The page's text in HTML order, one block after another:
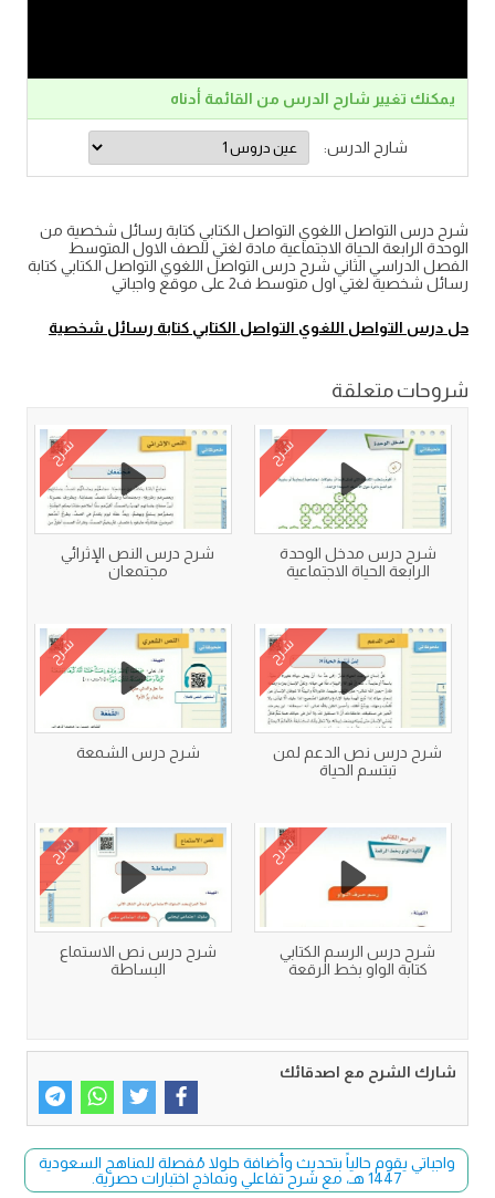
يمكنك تغيير شارح الدرس من القائمة أدناه
شارح الدرس:
شرح درس التواصل اللغوي التواصل الكتابي كتابة رسائل شخصية من
الوحدة الرابعة الحياة الاجتماعية مادة لغتي للصف الاول المتوسط
الفصل الدراسي الثاني شرح درس التواصل اللغوي التواصل الكتابي كتابة
رسائل شخصية لغتي اول متوسط ف2 على موقع واجباتي
حل درس التواصل اللغوي التواصل الكتابي كتابة رسائل شخصية
شروحات متعلقة
شرح
شرح درس مدخل الوحدة
الرابعة الحياة الاجتماعية
شرح
شرح درس النص الإثرائي
مجتمعان
شرح
شرح درس نص الدعم لمن
تبتسم الحياة
شرح
شرح درس الشمعة
شرح
شرح درس الرسم الكتابي
كتابة الواو بخط الرقعة
شرح
شرح درس نص الاستماع
البساطة
شارك الشرح مع اصدقائك
واجباتي يقوم حالياً بتحديث وأضافة حلولا مُفصلة للمناهج السعودية
1447 هـ، مع شرح تفاعلي ونماذج اختبارات حصرية.